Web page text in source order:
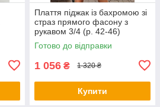
Плаття піджак із бахромою зі
страз прямого фасону з
рукавом 3/4 (р. 42-46)
66py2050Qr
Готово до відправки
1 056 ₴ 1 320 ₴
Купити